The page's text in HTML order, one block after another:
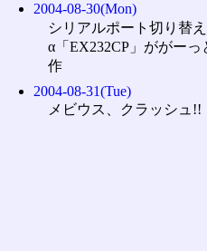
2004-08-30(Mon)
シリアルポート切り替
α「EX232CP」ががーっ
作
2004-08-31(Tue)
メビウス、クラッシュ!!